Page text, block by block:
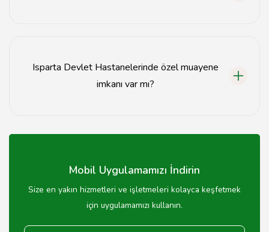
Isparta Devlet Hastanelerinde özel muayene
imkanı var mı?
seçeneği bulunmaktadır.
Mobil Uygulamamızı İndirin
Size en yakın hizmetleri ve işletmeleri kolayca keşfetmek
için uygulamamızı kullanın.